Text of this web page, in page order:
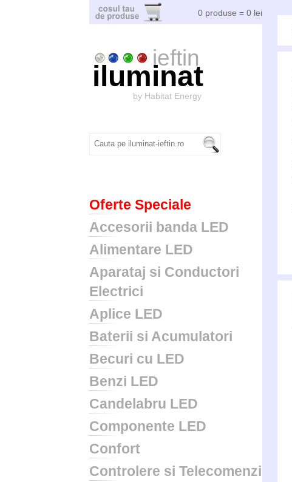
0 produse = 0 lei
ieftin
iluminat
by Habitat Energy
Oferte Speciale
Accesorii banda LED
Alimentare LED
Aparataj si Conductori
Electrici
Aplice LED
Baterii si Acumulatori
Becuri cu LED
Benzi LED
Candelabru LED
Componente LED
Confort
Controlere si Telecomenzi